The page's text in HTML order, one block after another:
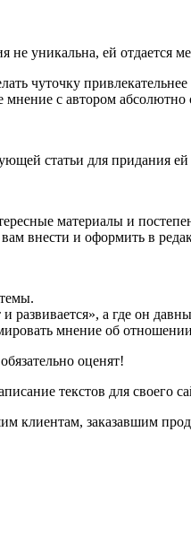
уникальна, ей отдается
чуточку привлекательнее
с автором абсолютно
статьи для придания
материалы и
внести и оформить в
развивается», а где он
мнение об
оценят!
текстов для своего
клиентам, заказавшим